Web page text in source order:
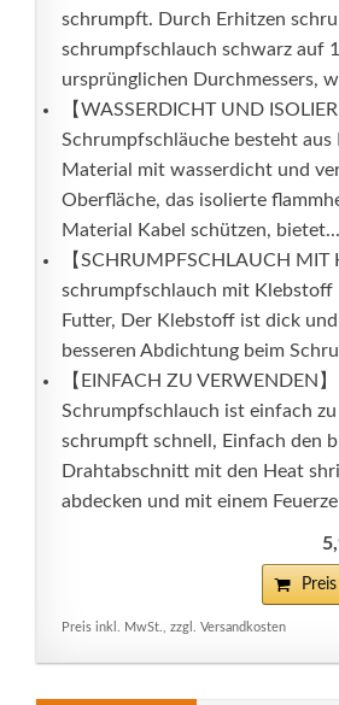
schrumpft. Durch Erhitzen
schrumpfschlauch schwarz auf
ursprünglichen Durchmessers,
【WASSERDICHT UND
Schrumpfschläuche besteht aus
Material mit wasserdicht und
Oberfläche, das isolierte
Material Kabel schützen, bietet...
【SCHRUMPFSCHLAUCH MIT
schrumpfschlauch mit Klebstoff
Futter, Der Klebstoff ist dick
besseren Abdichtung beim
【EINFACH ZU VERWENDEN】
Schrumpfschlauch ist einfach
schrumpft schnell, Einfach den
Drahtabschnitt mit den Heat
abdecken und mit einem
Preis inkl. MwSt., zzgl. Versandkosten